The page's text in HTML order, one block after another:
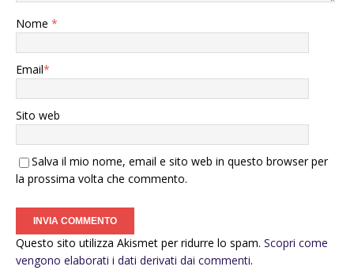
Nome *
Email*
Sito web
Salva il mio nome, email e sito web in questo browser per
la prossima volta che commento.
Questo sito utilizza Akismet per ridurre lo spam. Scopri come
vengono elaborati i dati derivati dai commenti.